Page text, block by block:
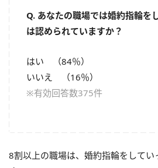
Q. あなたの職場では婚約指輪を
は認められていますか？
はい （84％）
いいえ （16％）
※有効回答数375件
8割以上の職場は、婚約指輪をしてい